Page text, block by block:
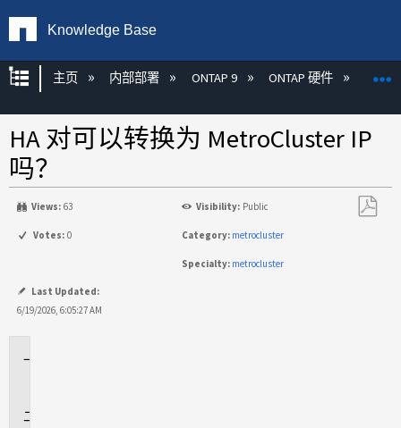
Knowledge Base
扩展/隐缩全局层次
主页 内部部署 ONTAP 9 ONTAP 硬件
HA 对可以转换为 MetroCluster IP
吗？
Views: 63 Visibility: Public
Votes: 0 Category: metrocluster
Specialty: metrocluster
Last Updated:
6/19/2026, 6:05:27 AM